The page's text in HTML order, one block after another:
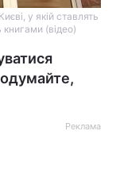
у якій ставлять
книгами (відео)
Реклама